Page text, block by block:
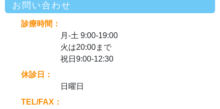
お問い合わせ
診療時間：
月-土 9:00-19:00
火は20:00まで
祝日9:00-12:30
休診日：
日曜日
TEL/FAX：